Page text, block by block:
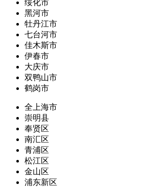
绥化市
黑河市
牡丹江市
七台河市
佳木斯市
伊春市
大庆市
双鸭山市
鹤岗市
全上海市
崇明县
奉贤区
南汇区
青浦区
松江区
金山区
浦东新区